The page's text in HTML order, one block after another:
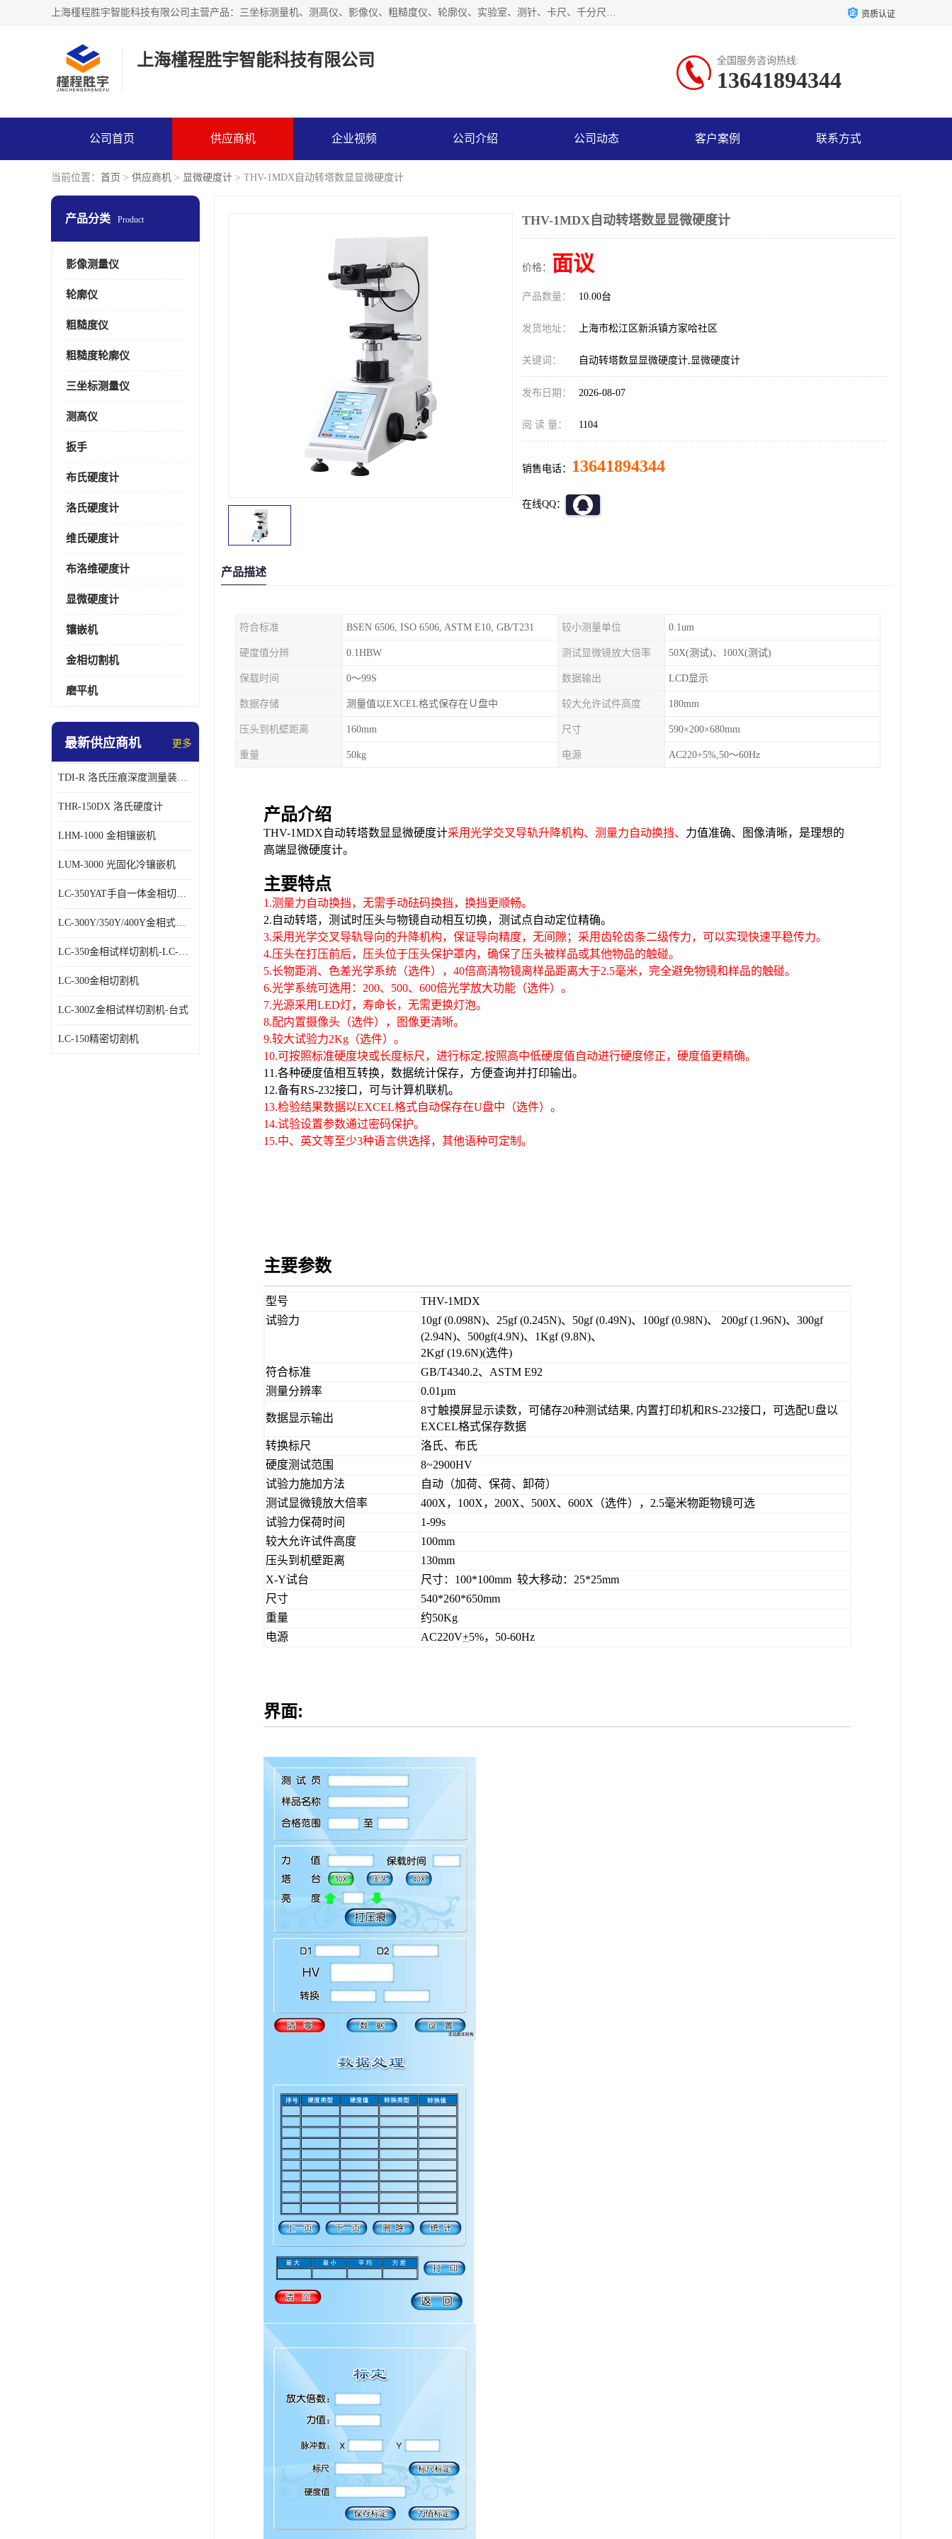
上海槿程胜宇智能科技有限公司主营产品：三坐标测量机、测高仪、影像仪、粗糙度仪、轮廓仪、实验室、测针、卡尺、千分尺、硬度计、三坐标夹具、量规、螺纹规、大理石平台、杠杆表。 资质认证
上海槿程胜宇智能科技有限公司 全国服务咨询热线:
13641894344
公司首页 供应商机 企业视频 公司介绍 公司动态 客户案例 联系方式
当前位置： 首页 > 供应商机 > 显微硬度计 > THV-1MDX自动转塔数显显微硬度计
产品分类 Product
影像测量仪
轮廓仪
粗糙度仪
粗糙度轮廓仪
三坐标测量仪
测高仪
扳手
布氏硬度计
洛氏硬度计
维氏硬度计
布洛维硬度计
显微硬度计
镶嵌机
金相切割机
磨平机
最新供应商机 更多
TDI-R 洛氏压痕深度测量装置鉴定仪
THR-150DX 洛氏硬度计
LHM-1000 金相镶嵌机
LUM-3000 光固化冷镶嵌机
LC-350YAT手自一体金相切割机
LC-300Y/350Y/400Y金相式样切割机
LC-350金相试样切割机-LC-350Z
LC-300金相切割机
LC-300Z金相试样切割机-台式
LC-150精密切割机
THV-1MDX自动转塔数显显微硬度计
价格： 面议
产品数量： 10.00台
发货地址： 上海市松江区新浜镇方家哈社区
关键词： 自动转塔数显显微硬度计,显微硬度计
发布日期： 2026-08-07
阅 读 量： 1104
销售电话： 13641894344
在线QQ：
产品描述
符合标准 BSEN 6506, ISO 6506, ASTM E10, GB/T231 较小测量单位 0.1um
硬度值分辨 0.1HBW 测试显微镜放大倍率 50X(测试)、100X(测试)
保载时间 0～99S 数据输出 LCD显示
数据存储 测量值以EXCEL格式保存在Ｕ盘中 较大允许试件高度 180mm
压头到机壁距离 160mm 尺寸 590×200×680mm
重量 50kg 电源 AC220+5%,50～60Hz
产品介绍
THV-1MDX自动转塔数显显微硬度计采用光学交叉导轨升降机构、测量力自动换挡、 力值准确、图像清晰，是理想的
高端显微硬度计。
主要特点
1.测量力自动换挡，无需手动砝码换挡，换挡更顺畅。
2.自动转塔，测试时压头与物镜自动相互切换，测试点自动定位精确。
3.采用光学交叉导轨导向的升降机构，保证导向精度，无间隙；采用齿轮齿条二级传力，可以实现快速平稳传力。
4.压头在打压前后，压头位于压头保护罩内，确保了压头被样品或其他物品的触碰。
5.长物距消、色差光学系统（选件），40倍高清物镜离样品距离大于2.5毫米，完全避免物镜和样品的触碰。
6.光学系统可选用：200、500、600倍光学放大功能（选件）。
7.光源采用LED灯，寿命长，无需更换灯泡。
8.配内置摄像头（选件），图像更清晰。
9.较大试验力2Kg（选件）。
10.可按照标准硬度块或长度标尺，进行标定,按照高中低硬度值自动进行硬度修正，硬度值更精确。
11.各种硬度值相互转换，数据统计保存，方便查询并打印输出。
12.备有RS-232接口，可与计算机联机。
13.检验结果数据以EXCEL格式自动保存在U盘中（选件）。
14.试验设置参数通过密码保护。
15.中、英文等至少3种语言供选择，其他语种可定制。
主要参数
型号
THV-1MDX
试验力
10gf (0.098N)、25gf (0.245N)、50gf (0.49N)、100gf (0.98N)、 200gf (1.96N)、300gf
(2.94N)、500gf(4.9N)、1Kgf (9.8N)、
2Kgf (19.6N)(选件)
符合标准
GB/T4340.2、ASTM E92
测量分辨率
0.01µm
数据显示输出
8寸触摸屏显示读数，可储存20种测试结果, 内置打印机和RS-232接口，可选配U盘以
EXCEL格式保存数据
转换标尺
洛氏、布氏
硬度测试范围
8~2900HV
试验力施加方法
自动（加荷、保荷、卸荷）
测试显微镜放大倍率
400X，100X，200X、500X、600X（选件），2.5毫米物距物镜可选
试验力保荷时间
1-99s
较大允许试件高度
100mm
压头到机壁距离
130mm
X-Y试台
尺寸：100*100mm 较大移动：25*25mm
尺寸
540*260*650mm
重量
约50Kg
电源
AC220V+5%，50-60Hz
界面: